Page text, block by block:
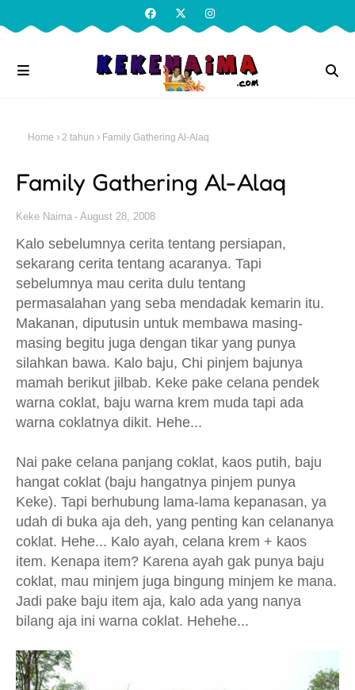
Home 2 tahun Family Gathering Al-Alaq
Family Gathering Al-Alaq
Keke Naima August 28, 2008
Kalo sebelumnya cerita tentang persiapan,
sekarang cerita tentang acaranya. Tapi
sebelumnya mau cerita dulu tentang
permasalahan yang seba mendadak kemarin itu.
Makanan, diputusin untuk membawa masing-
masing begitu juga dengan tikar yang punya
silahkan bawa. Kalo baju, Chi pinjem bajunya
mamah berikut jilbab. Keke pake celana pendek
warna coklat, baju warna krem muda tapi ada
warna coklatnya dikit. Hehe...
Nai pake celana panjang coklat, kaos putih, baju
hangat coklat (baju hangatnya pinjem punya
Keke). Tapi berhubung lama-lama kepanasan, ya
udah di buka aja deh, yang penting kan celananya
coklat. Hehe... Kalo ayah, celana krem + kaos
item. Kenapa item? Karena ayah gak punya baju
coklat, mau minjem juga bingung minjem ke mana.
Jadi pake baju item aja, kalo ada yang nanya
bilang aja ini warna coklat. Hehehe...